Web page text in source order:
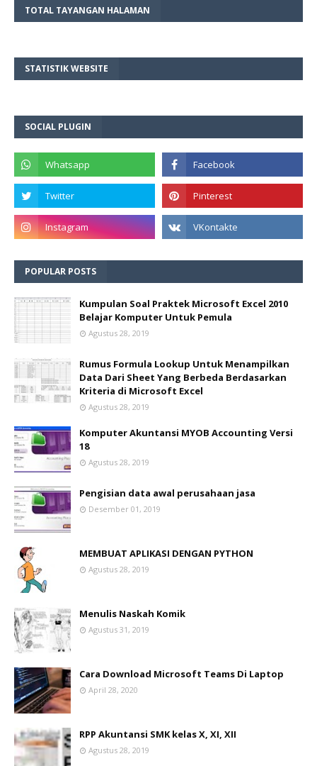
TOTAL TAYANGAN HALAMAN
STATISTIK WEBSITE
SOCIAL PLUGIN
POPULAR POSTS
Kumpulan Soal Praktek Microsoft Excel 2010
Belajar Komputer Untuk Pemula
Agustus 28, 2019
Rumus Formula Lookup Untuk Menampilkan
Data Dari Sheet Yang Berbeda Berdasarkan
Kriteria di Microsoft Excel
Agustus 28, 2019
Komputer Akuntansi MYOB Accounting Versi
18
Agustus 28, 2019
Pengisian data awal perusahaan jasa
Desember 01, 2019
MEMBUAT APLIKASI DENGAN PYTHON
Agustus 28, 2019
Menulis Naskah Komik
Agustus 31, 2019
Cara Download Microsoft Teams Di Laptop
April 28, 2020
RPP Akuntansi SMK kelas X, XI, XII
Agustus 28, 2019